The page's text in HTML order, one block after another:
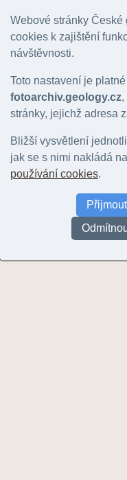
Hlavní motiv:Nerozhoduje|
ID snímku
Stránky: 1
Rohožník
© Březina, Jakub | 2008
Webové stránky
cookies k zajištění
návštěvnosti.
Toto nastavení je
fotoarchiv.geology.cz,
stránky, jejichž adresa
Bližší vysvětlení
jak se s nimi nakládá
používání cookies.